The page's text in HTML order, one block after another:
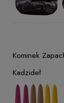
Kominek
Kadzideł